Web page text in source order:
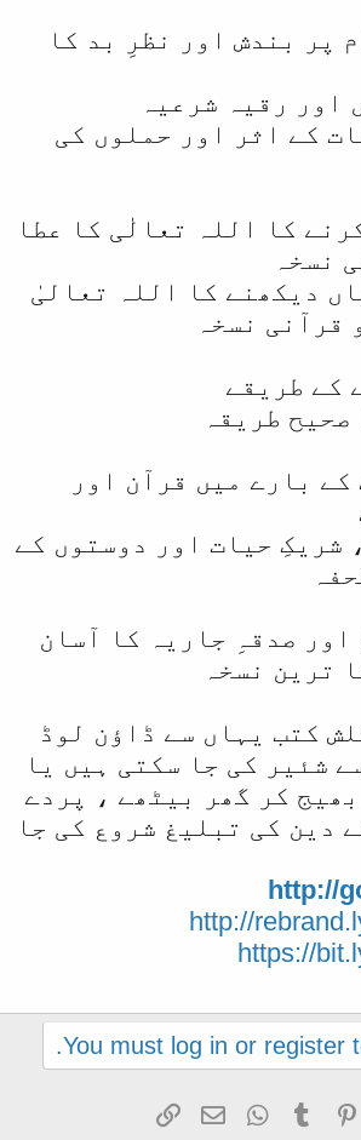
پر بندش اور نظرِ بد کا
اور رقیہ شرعیہ
کے اثر اور حملوں کی
کا اللہ تعالٰی کا عطا
نسخہ
دیکھنے کا اللہ تعالیٰ
قرآنی نسخہ
کے طریقے
طریقہ
بارے میں قرآن اور
شریکِ حیات اور دوستوں کے
اور صدقہِ جاریہ کا آسان
ترین نسخہ
کتب یہاں سے ڈاؤن لوڈ
شئیر کی جا سکتی ہیں یا
کر گھر بیٹھے ، پردے
دین کی تبلیغ شروع کی جا
http://
http://
https://
You must log in or register
Pinterest
Tumblr
WhatsApp
ای میل
Link